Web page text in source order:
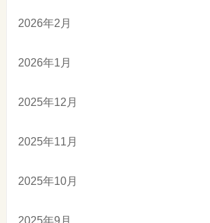
2026年2月
2026年1月
2025年12月
2025年11月
2025年10月